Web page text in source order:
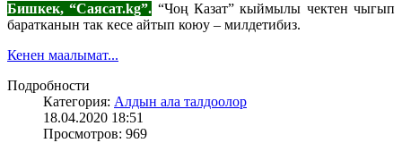
Бишкек, “Саясат.kg”. “Чоң Казат” кыймылы чектен чыгып
баратканын так кесе айтып коюу – милдетибиз.
Кенен маалымат...
Подробности
Категория: Алдын ала талдоолор
18.04.2020 18:51
Просмотров: 969